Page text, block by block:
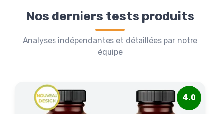
Nos derniers tests produits
Analyses indépendantes et détaillées par notre
équipe
4.0